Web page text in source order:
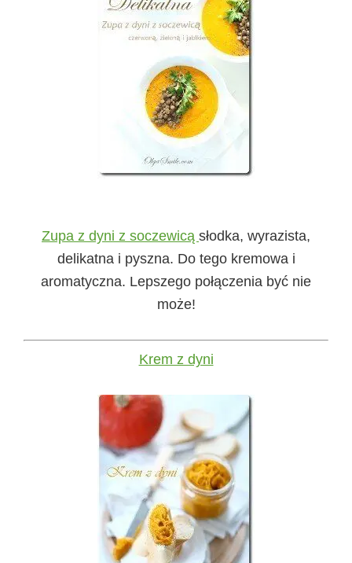
Zupa z dyni z soczewicą słodka, wyrazista,
delikatna i pyszna. Do tego kremowa i
aromatyczna. Lepszego połączenia być nie
może!
Krem z dyni